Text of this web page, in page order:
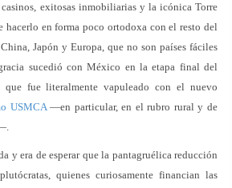
exitosas inmobiliarias y la icónica Torre
hacerlo en forma poco ortodoxa con el resto del
Japón y Europa, que no son países fáciles
sucedió con México en la etapa final del
que fue literalmente vapuleado con el nuevo
USMCA—en particular, en el rubro rural y de
y era de esperar que la pantagruélica reducción
quienes curiosamente financian las